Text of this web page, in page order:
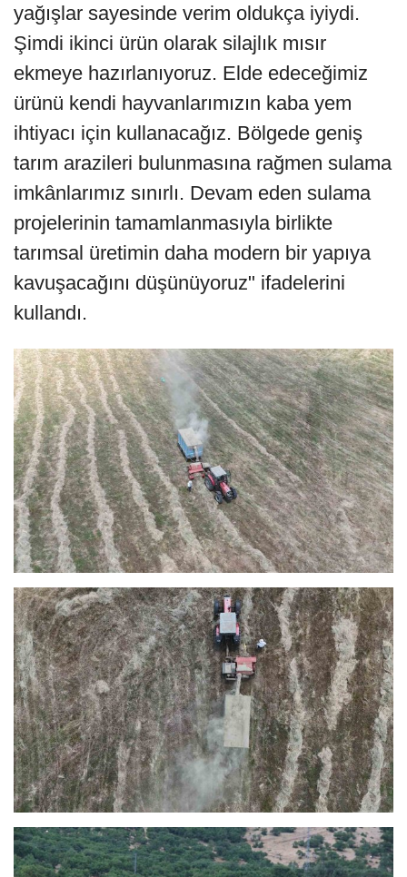
yağışlar sayesinde verim oldukça iyiydi.
Şimdi ikinci ürün olarak silajlık mısır
ekmeye hazırlanıyoruz. Elde edeceğimiz
ürünü kendi hayvanlarımızın kaba yem
ihtiyacı için kullanacağız. Bölgede geniş
tarım arazileri bulunmasına rağmen sulama
imkânlarımız sınırlı. Devam eden sulama
projelerinin tamamlanmasıyla birlikte
tarımsal üretimin daha modern bir yapıya
kavuşacağını düşünüyoruz" ifadelerini
kullandı.